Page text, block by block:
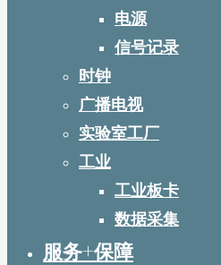
电源
信号记录
时钟
广播电视
实验室工厂
工业
工业板卡
数据采集
服务+保障